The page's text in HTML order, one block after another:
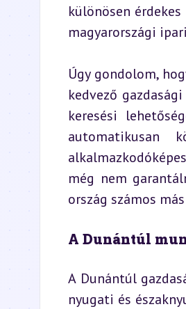
különösen
magyarországi
Úgy gondolom,
kedvező
keresési
automatikusan
még nem
ország számos
A Dunántúl
A Dunántúl
nyugati és